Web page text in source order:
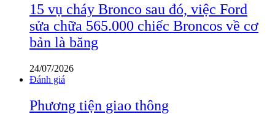
15 vụ cháy Bronco sau đó, việc Ford
sửa chữa 565.000 chiếc Broncos về cơ
bản là băng
24/07/2026
Đánh giá
Phương tiện giao thông